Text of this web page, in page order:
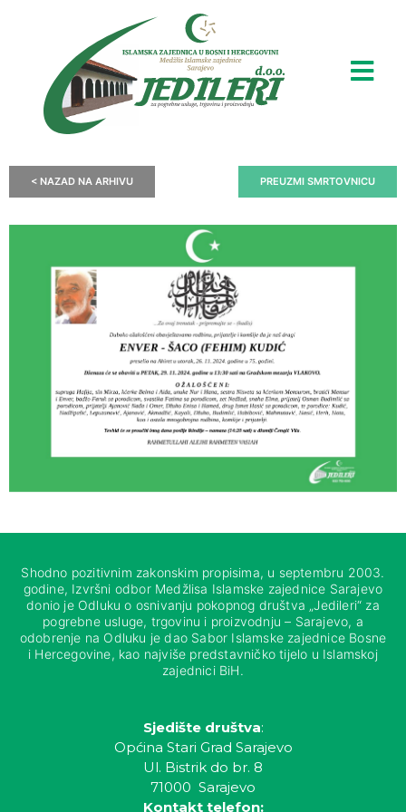
< NAZAD NA ARHIVU PREUZMI SMRTOVNICU
Shodno pozitivnim zakonskim propisima, u septembru 2003.
godine, Izvršni odbor Medžlisa Islamske zajednice Sarajevo
donio je Odluku o osnivanju pokopnog društva „Jedileri“ za
pogrebne usluge, trgovinu i proizvodnju – Sarajevo, a
odobrenje na Odluku je dao Sabor Islamske zajednice Bosne
i Hercegovine, kao najviše predstavničko tijelo u Islamskoj
zajednici BiH.
Sjedište društva:
Općina Stari Grad Sarajevo
Ul. Bistrik do br. 8
71000 Sarajevo
Kontakt telefon: